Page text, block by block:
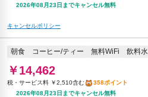
2026年08月23日までキャンセル無料
キャンセルポリシー
朝食 コーヒー/ティー 無料WiFi 飲料水
￥14,462
税・サービス料 ￥2,510含む
358ポイント
2026年08月23日までキャンセル無料